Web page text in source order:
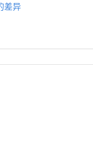
差异